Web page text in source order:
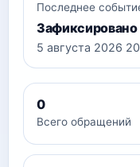
Последнее
5 августа 2026
0
Всего обращений